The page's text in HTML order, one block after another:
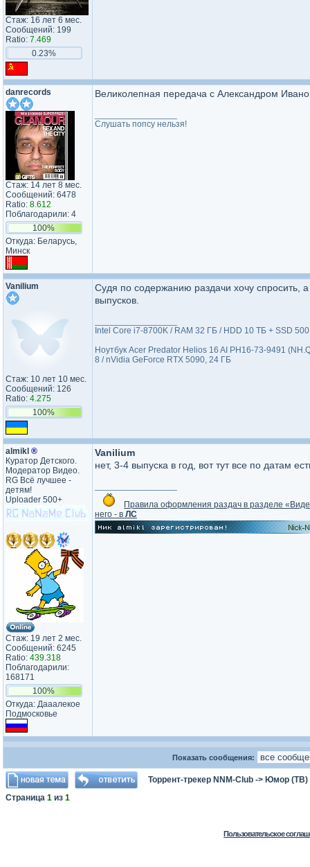
Стаж: 16 лет 6 мес.
Сообщений: 199
Ratio: 7.469
0.23%
danrecords
Стаж: 14 лет 8 мес.
Сообщений: 6478
Ratio: 8.612
Поблагодарили: 4
100%
Откуда: Беларусь,
Минск
Великолепная передача с Александром
Слушать попсу нельзя!
Vanilium
Стаж: 10 лет 10 мес.
Сообщений: 126
Ratio: 4.275
100%
Судя по содержанию раздачи хочу спросить,
выпусков.
Intel Core i7-8700K / RAM 32 ГБ / HDD 10 ТБ + SSD
Ноутбук Acer Predator Helios 16 AI PH16-73-9491
8 / nVidia GeForce RTX 5090, 24 ГБ
almikl ®
Куратор Детского.
Модератор Видео.
RG Всё лучшее -
детям!
Uploader 500+
Стаж: 19 лет 2 мес.
Сообщений: 6245
Ratio: 439.318
Поблагодарили:
168171
100%
Откуда: Дааалекое
Подмосковье
Vanilium
нет, 3-4 выпуска в год, вот тут все по датам
Правила оформления раздач в разделе
него - в ЛС
Показать сообщения:
Торрент-трекер NNM-Club -> Юмор (ТВ)
Страница 1 из 1
Пользовательское